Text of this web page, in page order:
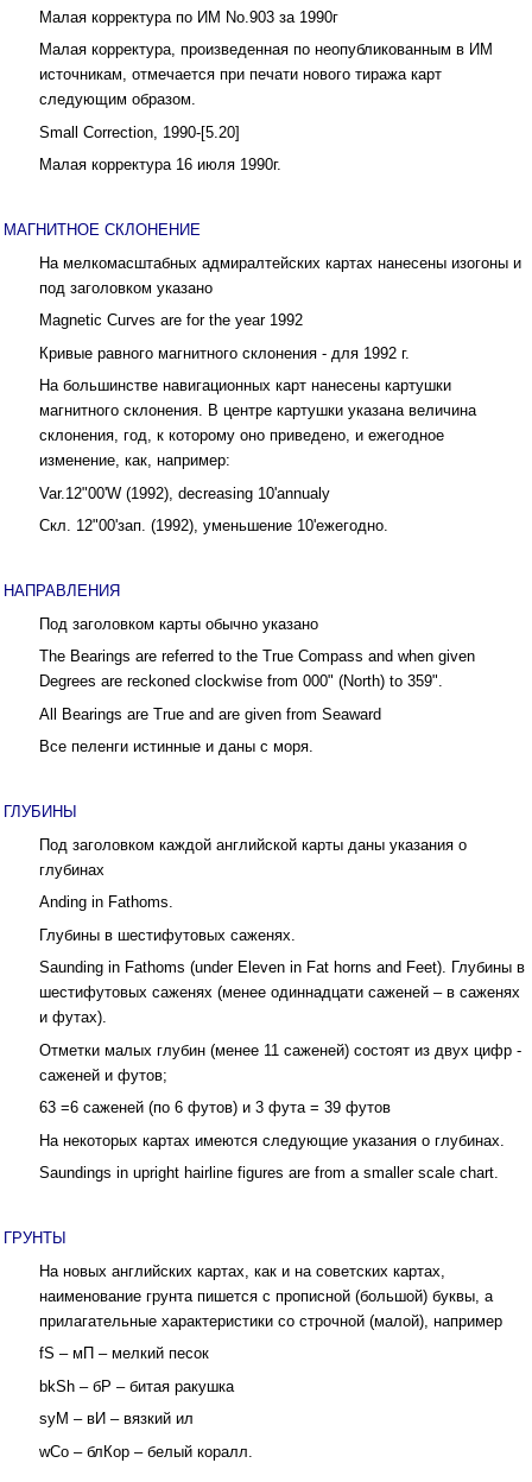
Малая корректура по ИМ No.903 за 1990г
Малая корректура, произведенная по неопубликованным в ИМ
источникам, отмечается при печати нового тиража карт
следующим образом.
Small Correction, 1990-[5.20]
Малая корректура 16 июля 1990г.
МАГНИТНОЕ СКЛОНЕНИЕ
На мелкомасштабных адмиралтейских картах нанесены изогоны и
под заголовком указано
Magnetic Curves are for the year 1992
Кривые равного магнитного склонения - для 1992 г.
На большинстве навигационных карт нанесены картушки
магнитного склонения. В центре картушки указана величина
склонения, год, к которому оно приведено, и ежегодное
изменение, как, например:
Var.12"00'W (1992), decreasing 10'annualy
Скл. 12"00'зап. (1992), уменьшение 10'ежегодно.
НАПРАВЛЕНИЯ
Под заголовком карты обычно указано
The Bearings are referred to the True Compass and when given
Degrees are reckoned clockwise from 000" (North) to 359".
All Bearings are True and are given from Seaward
Все пеленги истинные и даны с моря.
ГЛУБИНЫ
Под заголовком каждой английской карты даны указания о
глубинах
Anding in Fathoms.
Глубины в шестифутовых саженях.
Saunding in Fathoms (under Eleven in Fat horns and Feet). Глубины в
шестифутовых саженях (менее одиннадцати саженей – в саженях
и футах).
Отметки малых глубин (менее 11 саженей) состоят из двух цифр -
саженей и футов;
63 =6 саженей (по 6 футов) и 3 фута = 39 футов
На некоторых картах имеются следующие указания о глубинах.
Saundings in upright hairline figures are from a smaller scale chart.
ГРУНТЫ
На новых английских картах, как и на советских картах,
наименование грунта пишется с прописной (большой) буквы, а
прилагательные характеристики со строчной (малой), например
fS – мП – мелкий песок
bkSh – бР – битая ракушка
syM – вИ – вязкий ил
wCo – блКор – белый коралл.